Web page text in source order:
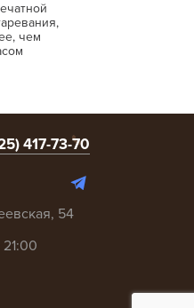
чем
417-73-70
54